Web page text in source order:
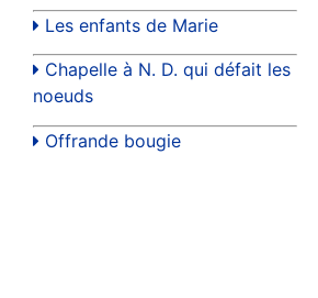
Les enfants de Marie
Chapelle à N. D. qui défait les
noeuds
Offrande bougie